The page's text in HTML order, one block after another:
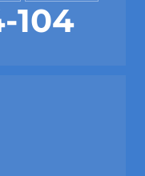
104